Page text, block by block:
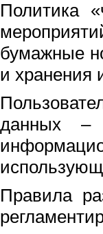
Политика
бумажные
и хранения
данных –
Правила